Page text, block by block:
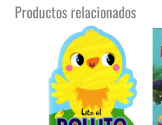
Productos relacionados